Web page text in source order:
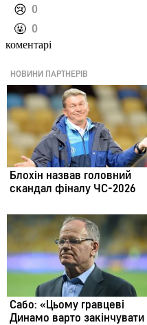
️😢 0
️🤬 0
коментарі